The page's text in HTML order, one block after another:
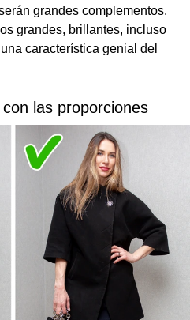
grandes complementos.
grandes, brillantes, incluso
característica genial del
las proporciones